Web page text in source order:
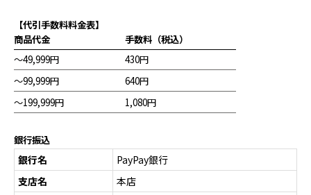
【代引手数料料金表】
商品代金
～49,999円
～99,999円
～199,999円
手数料（税込）
430円
640円
1,080円
銀行振込
銀行名
PayPay銀行
支店名
本店